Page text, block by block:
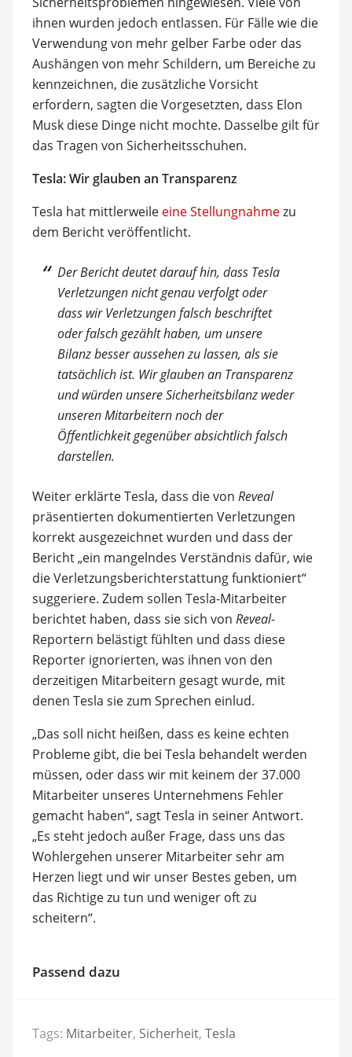
ihnen wurden jedoch entlassen. Für Fälle wie die
Verwendung von mehr gelber Farbe oder das
Aushängen von mehr Schildern, um Bereiche zu
kennzeichnen, die zusätzliche Vorsicht
erfordern, sagten die Vorgesetzten, dass Elon
Musk diese Dinge nicht mochte. Dasselbe gilt für
das Tragen von Sicherheitsschuhen.
Tesla: Wir glauben an Transparenz
Tesla hat mittlerweile eine Stellungnahmezu
dem Bericht veröffentlicht.
Der Bericht deutet darauf hin, dass Tesla
Verletzungen nicht genau verfolgt oder
dass wir Verletzungen falsch beschriftet
oder falsch gezählt haben, um unsere
Bilanz besser aussehen zu lassen, als sie
tatsächlich ist. Wir glauben an Transparenz
und würden unsere Sicherheitsbilanz weder
unseren Mitarbeitern noch der
Öffentlichkeit gegenüber absichtlich falsch
darstellen.
Weiter erklärte Tesla, dass die von Reveal
präsentierten dokumentierten Verletzungen
korrekt ausgezeichnet wurden und dass der
Bericht „ein mangelndes Verständnis dafür, wie
die Verletzungsberichterstattung funktioniert“
suggeriere. Zudem sollen Tesla-Mitarbeiter
berichtet haben, dass sie sich von Reveal-
Reportern belästigt fühlten und dass diese
Reporter ignorierten, was ihnen von den
derzeitigen Mitarbeitern gesagt wurde, mit
denen Tesla sie zum Sprechen einlud.
„Das soll nicht heißen, dass es keine echten
Probleme gibt, die bei Tesla behandelt werden
müssen, oder dass wir mit keinem der 37.000
Mitarbeiter unseres Unternehmens Fehler
gemacht haben“, sagt Tesla in seiner Antwort.
„Es steht jedoch außer Frage, dass uns das
Wohlergehen unserer Mitarbeiter sehr am
Herzen liegt und wir unser Bestes geben, um
das Richtige zu tun und weniger oft zu
scheitern“.
Passend dazu
Tags: Mitarbeiter, Sicherheit, Tesla